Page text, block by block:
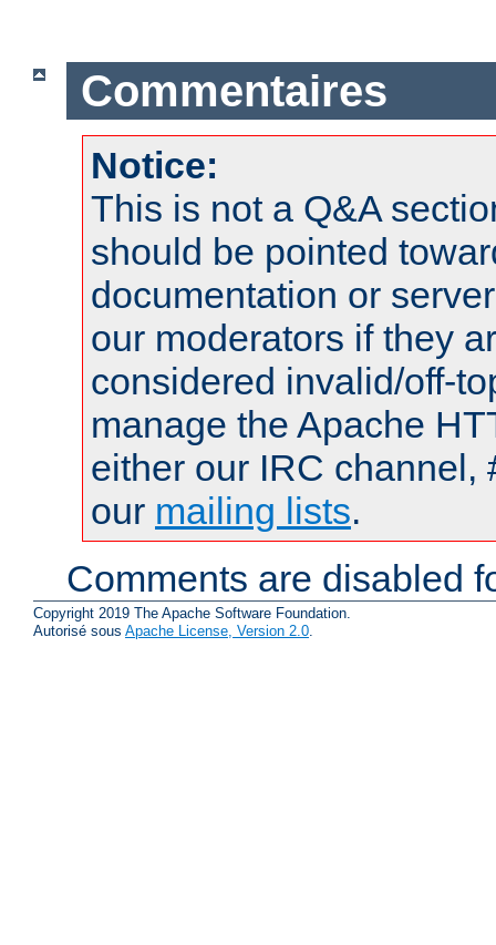
Commentaires
Notice:
This is not a Q&A
should be pointed
documentation or
our moderators if they
considered invalid/off-
manage the Apache
either our IRC channel,
our mailing lists.
Comments are disabled
Copyright 2019 The Apache Software Foundation.
Autorisé sous Apache License, Version 2.0.